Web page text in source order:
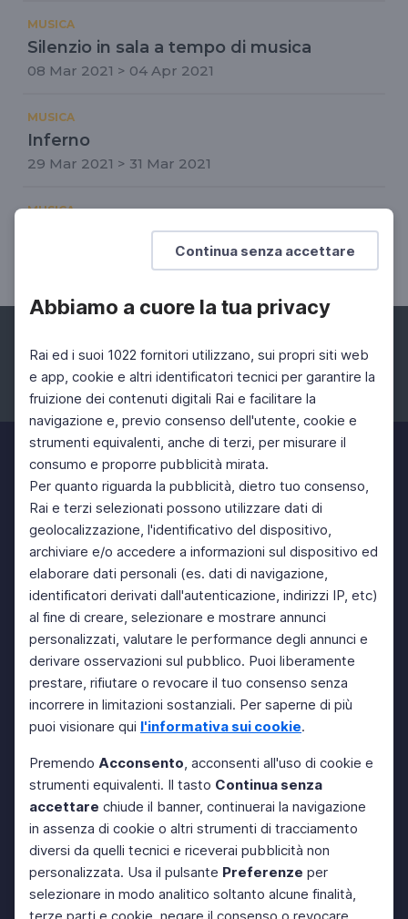
Continua senza accettare
Abbiamo a cuore la tua privacy
Rai ed i suoi 1022 fornitori utilizzano, sui propri siti web
e app, cookie e altri identificatori tecnici per garantire la
fruizione dei contenuti digitali Rai e facilitare la
navigazione e, previo consenso dell'utente, cookie e
strumenti equivalenti, anche di terzi, per misurare il
consumo e proporre pubblicità mirata.
Per quanto riguarda la pubblicità, dietro tuo consenso,
Rai e terzi selezionati possono utilizzare dati di
geolocalizzazione, l'identificativo del dispositivo,
archiviare e/o accedere a informazioni sul dispositivo ed
elaborare dati personali (es. dati di navigazione,
identificatori derivati dall'autenticazione, indirizzi IP, etc)
al fine di creare, selezionare e mostrare annunci
personalizzati, valutare le performance degli annunci e
derivare osservazioni sul pubblico. Puoi liberamente
prestare, rifiutare o revocare il tuo consenso senza
incorrere in limitazioni sostanziali. Per saperne di più
puoi visionare qui l'informativa sui cookie.
Premendo Acconsento, acconsenti all'uso di cookie e
strumenti equivalenti. Il tasto Continua senza
accettare chiude il banner, continuerai la navigazione
in assenza di cookie o altri strumenti di tracciamento
diversi da quelli tecnici e riceverai pubblicità non
personalizzata. Usa il pulsante Preferenze per
selezionare in modo analitico soltanto alcune finalità,
MUSICA
Silenzio in sala a tempo di musica
08 Mar 2021 > 04 Apr 2021
MUSICA
Inferno
29 Mar 2021 > 31 Mar 2021
MUSICA
Stagione al Teatro San Carlo di Napoli
15 Feb 2021 > 28 Feb 2021
Facebook Instagram Twitter